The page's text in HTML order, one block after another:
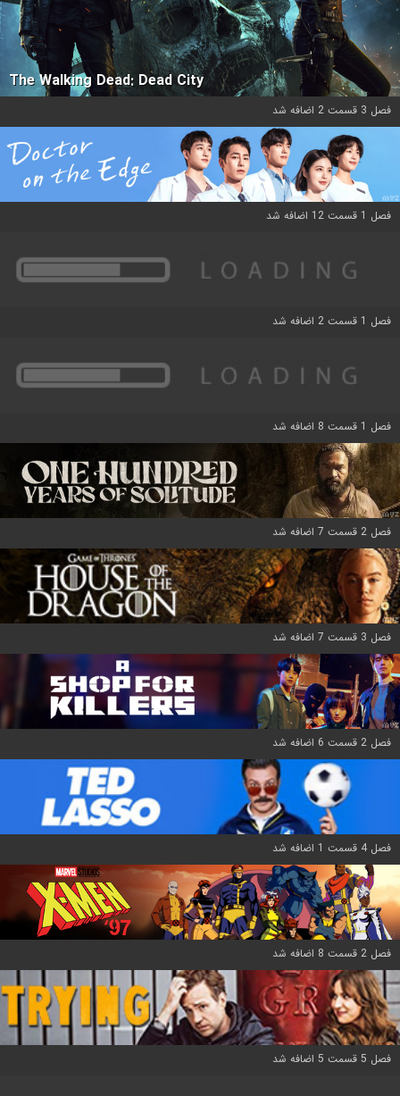
The Walking Dead: Dead City
فصل 3 قسمت 2 اضافه شد
فصل 1 قسمت 12 اضافه شد
فصل 1 قسمت 2 اضافه شد
فصل 1 قسمت 8 اضافه شد
فصل 2 قسمت 7 اضافه شد
فصل 3 قسمت 7 اضافه شد
فصل 2 قسمت 6 اضافه شد
فصل 4 قسمت 1 اضافه شد
فصل 2 قسمت 8 اضافه شد
فصل 5 قسمت 5 اضافه شد